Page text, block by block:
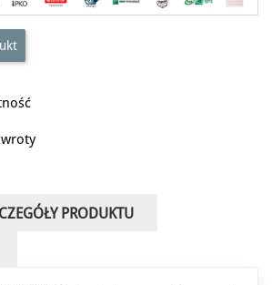
PRODUKTU